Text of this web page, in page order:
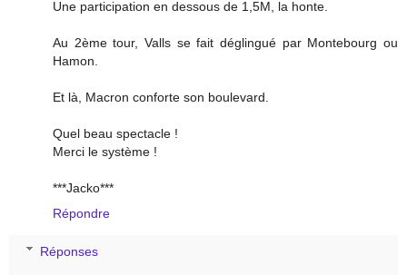
Une participation en dessous de 1,5M, la honte.
Au 2ème tour, Valls se fait déglingué par Montebourg ou
Hamon.
Et là, Macron conforte son boulevard.
Quel beau spectacle !
Merci le système !
***Jacko***
Répondre
Réponses